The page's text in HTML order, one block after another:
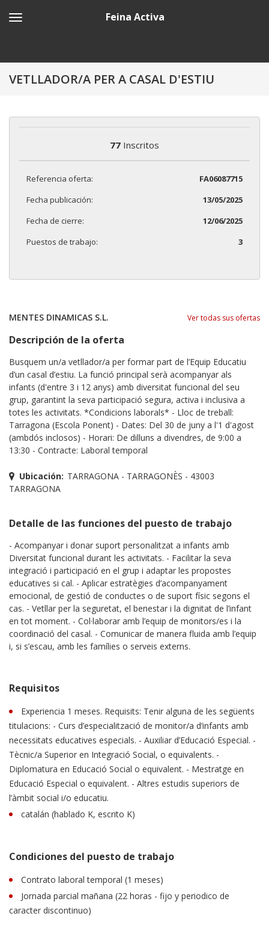
Feina Activa
VETLLADOR/A PER A CASAL D'ESTIU
77 Inscritos
Referencia oferta:
FA06087715
Fecha publicación:
13/05/2025
Fecha de cierre:
12/06/2025
Puestos de trabajo:
3
MENTES DINAMICAS S.L. Ver todas sus ofertas
Descripción de la oferta
Busquem un/a vetllador/a per formar part de l’Equip Educatiu
d’un casal d’estiu. La funció principal serà acompanyar als
infants (d'entre 3 i 12 anys) amb diversitat funcional del seu
grup, garantint la seva participació segura, activa i inclusiva a
totes les activitats. *Condicions laborals* - Lloc de treball:
Tarragona (Escola Ponent) - Dates: Del 30 de juny a l'1 d'agost
(ambdós inclosos) - Horari: De dilluns a divendres, de 9:00 a
13:30 - Contracte: Laboral temporal
Ubicación: TARRAGONA - TARRAGONÈS - 43003
TARRAGONA
Detalle de las funciones del puesto de trabajo
- Acompanyar i donar suport personalitzat a infants amb
Diversitat funcional durant les activitats. - Facilitar la seva
integració i participació en el grup i adaptar les propostes
educatives si cal. - Aplicar estratègies d’acompanyament
emocional, de gestió de conductes o de suport físic segons el
cas. - Vetllar per la seguretat, el benestar i la dignitat de l’infant
en tot moment. - Col·laborar amb l’equip de monitors/es i la
coordinació del casal. - Comunicar de manera fluida amb l’equip
i, si s’escau, amb les famílies o serveis externs.
Requisitos
Experiencia 1 meses. Requisits: Tenir alguna de les següents
titulacions: - Curs d’especialització de monitor/a d’infants amb
necessitats educatives especials. - Auxiliar d’Educació Especial. -
Tècnic/a Superior en Integració Social, o equivalents. -
Diplomatura en Educació Social o equivalent. - Mestratge en
Educació Especial o equivalent. - Altres estudis superiors de
l’àmbit social i/o educatiu.
catalán (hablado K, escrito K)
Condiciones del puesto de trabajo
Contrato laboral temporal (1 meses)
Jornada parcial mañana (22 horas - fijo y periodico de
caracter discontinuo)